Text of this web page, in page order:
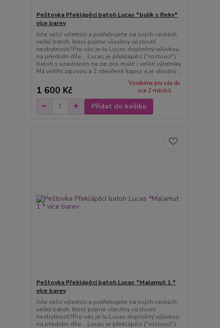
Peštovka Překlápěcí batoh Lucas *bulík s fleky*
více barev
Jste velcí výletníci a potřebujete na svých cestách
velký batoh, který pojme všechny cestovní
nezbytnosti?Pro vás je tu Lucas doplněný výšivkou
na předním díle....Lucas je překlápěcí ("rostoucí")
batoh s uzavíráním na zip pro malé i velké výletníky.
Má vnitřní zipovou a 2 otevřené kapsy a je vhodný ...
1 600 Kč
Vyrobíme pro vás do
cca 2 měsíců
Přidat do košíku
Peštovka Překlápěcí batoh Lucas *Malamut 1 *
více barev
Jste velcí výletníci a potřebujete na svých cestách
velký batoh, který pojme všechny cestovní
nezbytnosti?Pro vás je tu Lucas doplněný výšivkou
na předním díle....Lucas je překlápěcí ("rostoucí")